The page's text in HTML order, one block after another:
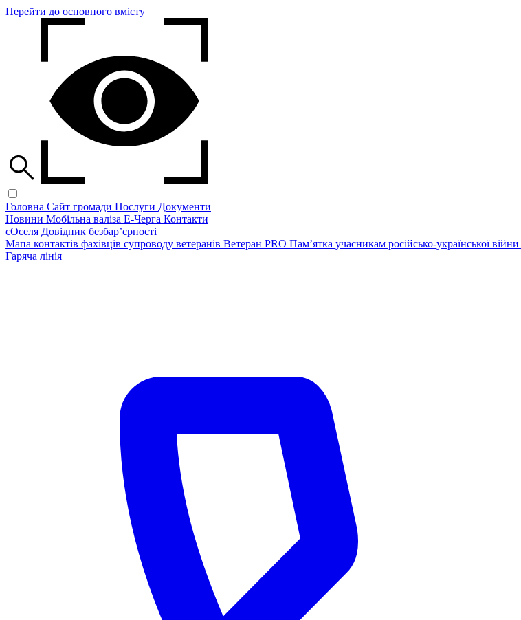
Перейти до основного вмісту
Головна Сайт громади Послуги Документи
Новини Мобільна валіза Е-Черга Контакти
єОселя Довідник безбар’єрності
Мапа контактів фахівців супроводу ветеранів Ветеран PRO Пам’ятка учасникам російсько-української війни
Гаряча лінія